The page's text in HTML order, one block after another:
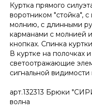
Куртка прямого
воротником "стойка",
молнию, с длинными
карманами с молнией
кнопках. Спинка
В куртке на полочках
светоотражающие
сигнальной
арт.132313 Брюки
волна